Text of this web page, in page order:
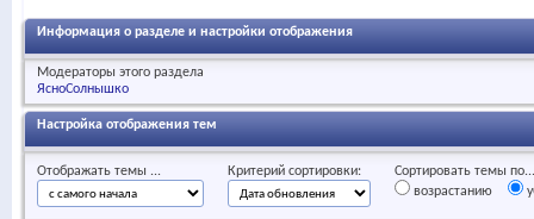
Информация о разделе и настройки отображения
Модераторы этого раздела
ЯсноСолнышко
Настройка отображения тем
Отображать темы ... Критерий сортировки:
Сортировать темы по...
возрастанию